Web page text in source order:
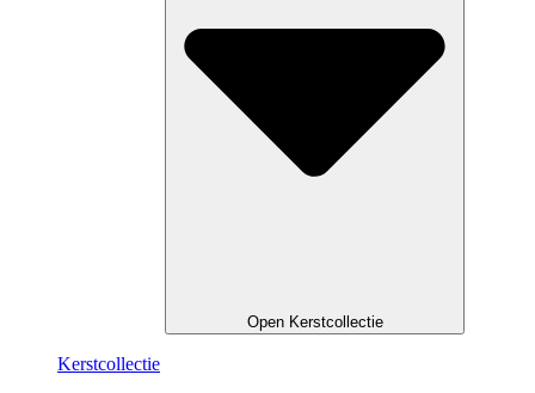
Open Kerstcollectie
Kerstcollectie